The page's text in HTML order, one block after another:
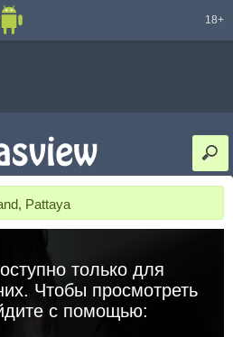
18+
Pattaya
только для
Чтобы просмотреть
с помощью: